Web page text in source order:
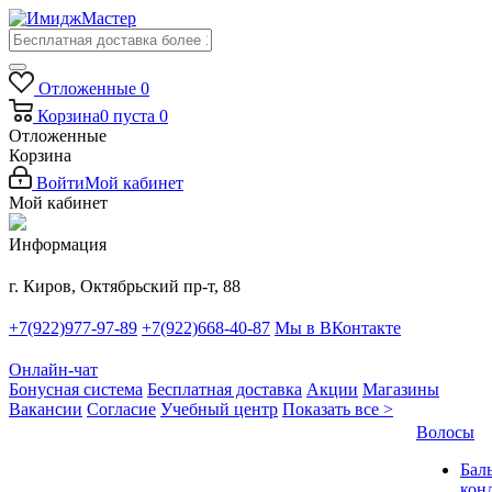
Отложенные 0
Корзина0 пуста 0
Отложенные
Корзина
ВойтиМой кабинет
Мой кабинет
Информация
г. Киров, Октябрьский пр-т, 88
+7(922)977-97-89 +7(922)668-40-87 Мы в ВКонтакте
Онлайн-чат
Бонусная система Бесплатная доставка Акции Магазины
Вакансии Согласие Учебный центр Показать все >
Волосы